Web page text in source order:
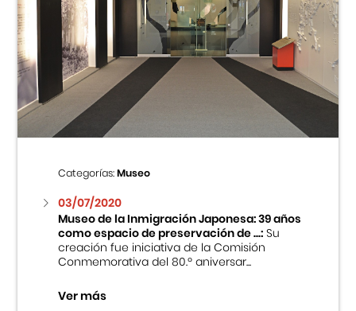
Categorías:Museo
03/07/2020
Museo de la Inmigración Japonesa: 39 años
como espacio de preservación de ...:Su
creación fue iniciativa de la Comisión
Conmemorativa del 80.º aniversar...
Ver más